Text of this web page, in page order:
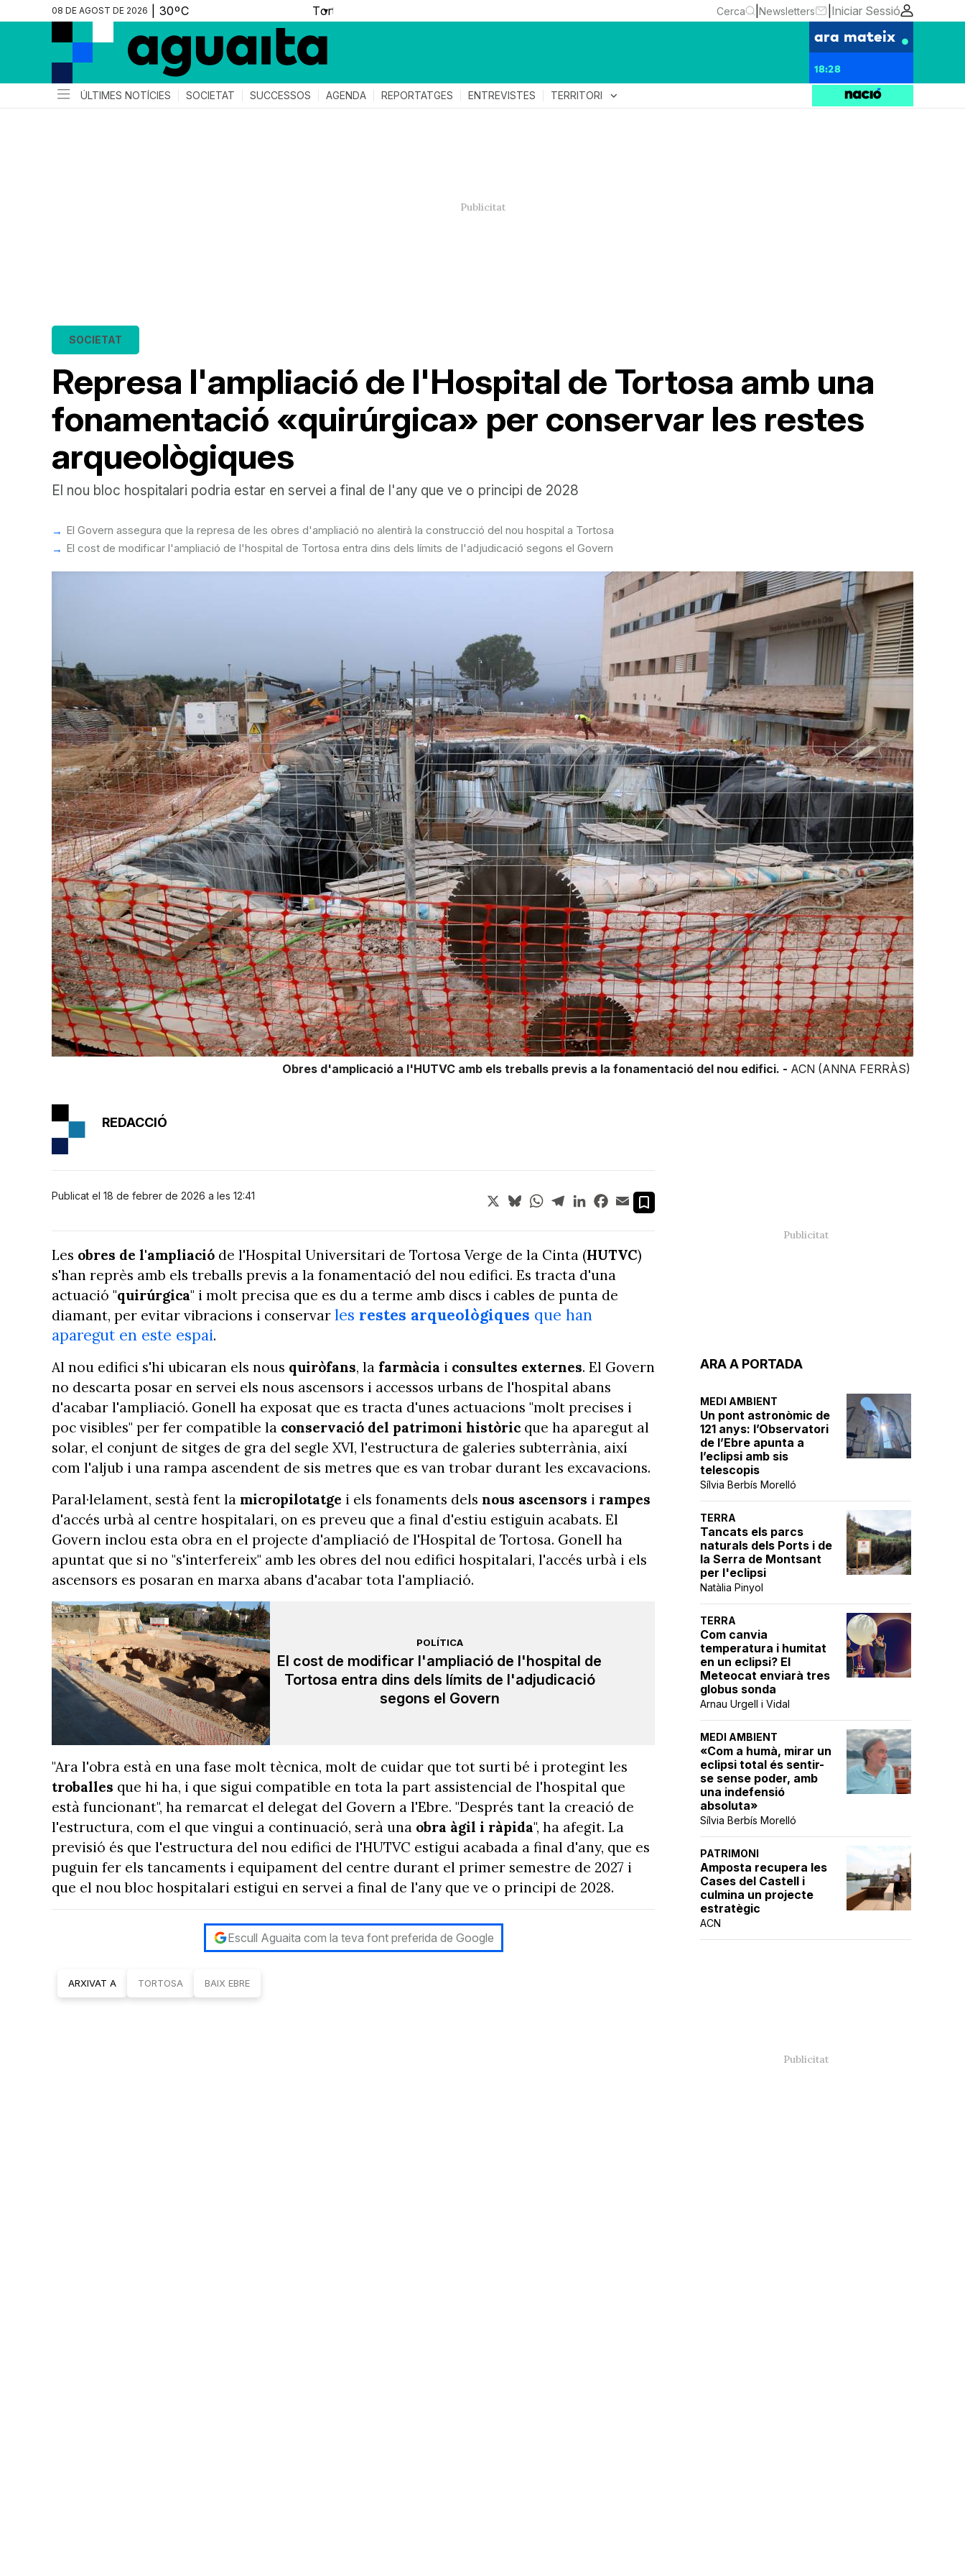
08 DE AGOST DE 2026 ▼ Cerca Newsletters Iniciar Sessió
ara mateix
18:28
ÚLTIMES NOTÍCIES SOCIETAT SUCCESSOS AGENDA REPORTATGES ENTREVISTES TERRITORI expand_more
Represa l'ampliació de l'Hospital de Tortosa amb una
fonamentació «quirúrgica» per conservar les restes
arqueològiques
SOCIETAT
El nou bloc hospitalari podria estar en servei a final de l'any que ve o principi de 2028
El Govern assegura que la represa de les obres d'ampliació no alentirà la construcció del nou hospital a Tortosa
El cost de modificar l'ampliació de l'hospital de Tortosa entra dins dels límits de l'adjudicació segons el Govern
Obres d'amplicació a l'HUTVC amb els treballs previs a la fonamentació del nou edifici. - ACN (ANNA FERRÀS)
ARA A PORTADA
MEDI AMBIENT
Un pont astronòmic de
121 anys: l’Observatori
de l’Ebre apunta a
l’eclipsi amb sis
telescopis
Sílvia Berbís Morelló
TERRA
Tancats els parcs
naturals dels Ports i de
la Serra de Montsant
per l'eclipsi
Natàlia Pinyol
TERRA
Com canvia
temperatura i humitat
en un eclipsi? El
Meteocat enviarà tres
globus sonda
Arnau Urgell i Vidal
MEDI AMBIENT
«Com a humà, mirar un
eclipsi total és sentir-
se sense poder, amb
una indefensió
absoluta»
Sílvia Berbís Morelló
PATRIMONI
Amposta recupera les
Cases del Castell i
culmina un projecte
estratègic
ACN
REDACCIÓ
Publicat el 18 de febrer de 2026 a les 12:41 X BlueskyWhatsApp
TelegramLinkedInFacebook
Email
Les obres de l'ampliació de l'Hospital Universitari de Tortosa Verge de la Cinta (HUTVC)
s'han reprès amb els treballs previs a la fonamentació del nou edifici. Es tracta d'una
actuació "quirúrgica" i molt precisa que es du a terme amb discs i cables de punta de
diamant, per evitar vibracions i conservar les restes arqueològiques que han
aparegut en este espai.
Al nou edifici s'hi ubicaran els nous quiròfans, la farmàcia i consultes externes. El Govern
no descarta posar en servei els nous ascensors i accessos urbans de l'hospital abans
d'acabar l'ampliació. Gonell ha exposat que es tracta d'unes actuacions "molt precises i
poc visibles" per fer compatible la conservació del patrimoni històric que ha aparegut al
solar, el conjunt de sitges de gra del segle XVI, l'estructura de galeries subterrània, així
com l'aljub i una rampa ascendent de sis metres que es van trobar durant les excavacions.
Paral·lelament, sestà fent la micropilotatge i els fonaments dels nous ascensors i rampes
d'accés urbà al centre hospitalari, on es preveu que a final d'estiu estiguin acabats. El
Govern inclou esta obra en el projecte d'ampliació de l'Hospital de Tortosa. Gonell ha
apuntat que si no "s'interfereix" amb les obres del nou edifici hospitalari, l'accés urbà i els
ascensors es posaran en marxa abans d'acabar tota l'ampliació.
POLÍTICA
El cost de modificar l'ampliació de l'hospital de
Tortosa entra dins dels límits de l'adjudicació
segons el Govern
"Ara l'obra està en una fase molt tècnica, molt de cuidar que tot surti bé i protegint les
troballes que hi ha, i que sigui compatible en tota la part assistencial de l'hospital que
està funcionant", ha remarcat el delegat del Govern a l'Ebre. "Després tant la creació de
l'estructura, com el que vingui a continuació, serà una obra àgil i ràpida", ha afegit. La
previsió és que l'estructura del nou edifici de l'HUTVC estigui acabada a final d'any, que es
puguin fer els tancaments i equipament del centre durant el primer semestre de 2027 i
que el nou bloc hospitalari estigui en servei a final de l'any que ve o principi de 2028.
Escull Aguaita com la teva font preferida de Google
ARXIVAT A TORTOSA BAIX EBRE